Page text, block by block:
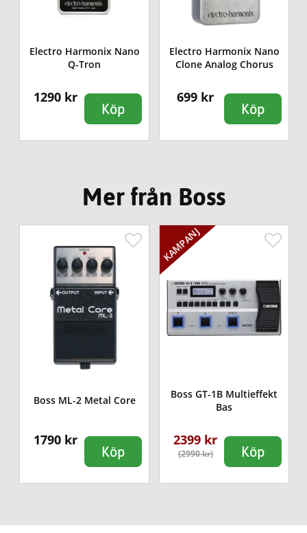
Electro Harmonix Nano
Q-Tron
1290 kr
Köp
Electro Harmonix Nano
Clone Analog Chorus
699 kr
Köp
Mer från Boss
Boss ML-2 Metal Core
1790 kr
Köp
Boss GT-1B Multieffekt
Bas
2399 kr
(2990 kr) Köp